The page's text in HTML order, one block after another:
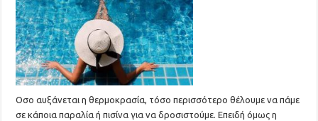
Οσο αυξάνεται η θερμοκρασία, τόσο περισσότερο θέλουμε να πάμε
σε κάποια παραλία ή πισίνα για να δροσιστούμε. Επειδή όμως η